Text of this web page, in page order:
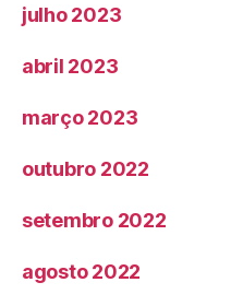
julho 2023
abril 2023
março 2023
outubro 2022
setembro 2022
agosto 2022